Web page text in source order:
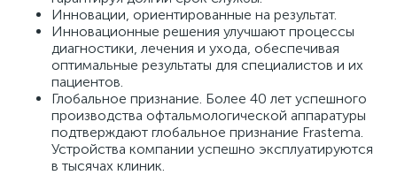
Инновации, ориентированные на результат.
Инновационные решения улучшают процессы
диагностики, лечения и ухода, обеспечивая
оптимальные результаты для специалистов и их
пациентов.
Глобальное признание. Более 40 лет успешного
производства офтальмологической аппаратуры
подтверждают глобальное признание Frastema.
Устройства компании успешно эксплуатируются
в тысячах клиник.